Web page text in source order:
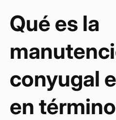
Qué es la
conyugal
en